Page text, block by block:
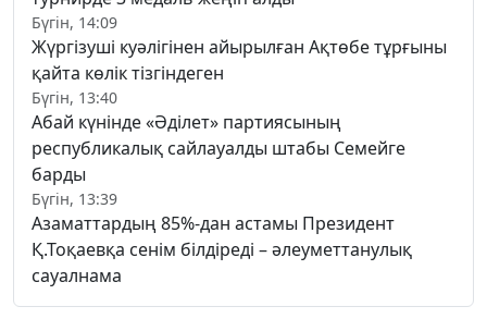
Бүгін, 14:09
Жүргізуші куәлігінен айырылған Ақтөбе тұрғыны
қайта көлік тізгіндеген
Бүгін, 13:40
Абай күнінде «Әділет» партиясының
республикалық сайлауалды штабы Семейге
барды
Бүгін, 13:39
Азаматтардың 85%-дан астамы Президент
Қ.Тоқаевқа сенім білдіреді – әлеуметтанулық
сауалнама